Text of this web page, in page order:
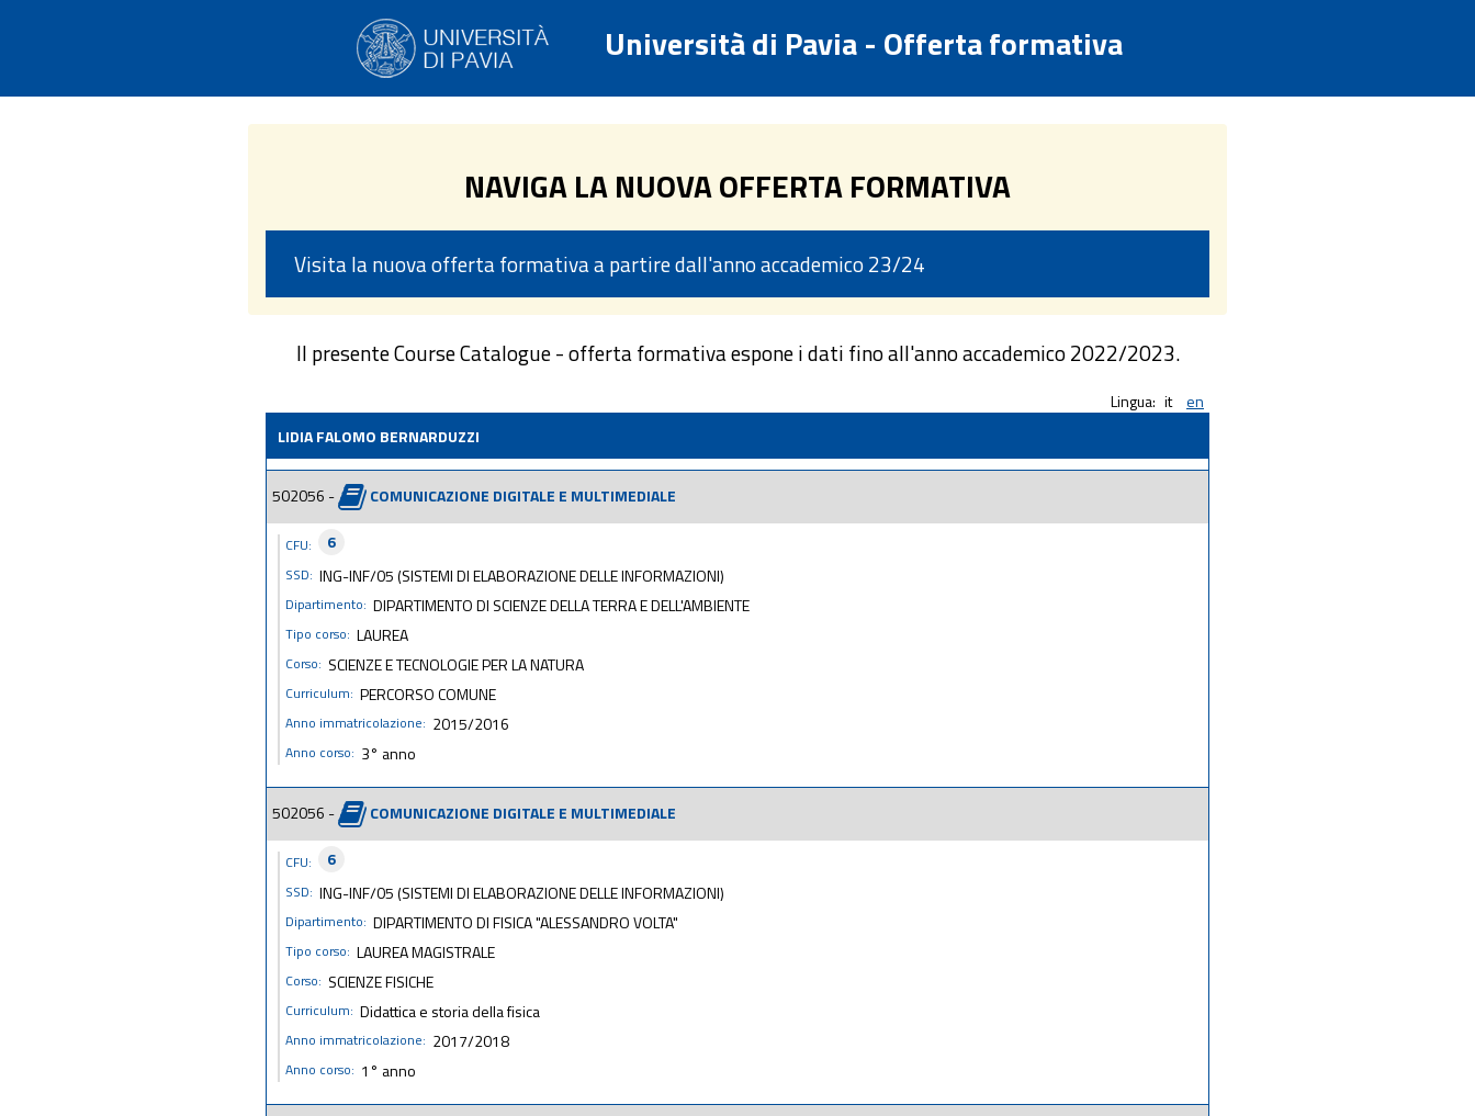
Università di Pavia - Offerta formativa
NAVIGA LA NUOVA OFFERTA FORMATIVA
Visita la nuova offerta formativa a partire dall'anno accademico 23/24
Il presente Course Catalogue - offerta formativa espone i dati fino all'anno accademico 2022/2023.
Lingua: it
en
LIDIA FALOMO BERNARDUZZI
502056 - COMUNICAZIONE DIGITALE E MULTIMEDIALE
CFU: 6
SSD: ING-INF/05 (SISTEMI DI ELABORAZIONE DELLE INFORMAZIONI)
Dipartimento: DIPARTIMENTO DI SCIENZE DELLA TERRA E DELL'AMBIENTE
Tipo corso: LAUREA
Corso: SCIENZE E TECNOLOGIE PER LA NATURA
Curriculum: PERCORSO COMUNE
Anno immatricolazione: 2015/2016
Anno corso: 3° anno
502056 - COMUNICAZIONE DIGITALE E MULTIMEDIALE
CFU: 6
SSD: ING-INF/05 (SISTEMI DI ELABORAZIONE DELLE INFORMAZIONI)
Dipartimento: DIPARTIMENTO DI FISICA "ALESSANDRO VOLTA"
Tipo corso: LAUREA MAGISTRALE
Corso: SCIENZE FISICHE
Curriculum: Didattica e storia della fisica
Anno immatricolazione: 2017/2018
Anno corso: 1° anno